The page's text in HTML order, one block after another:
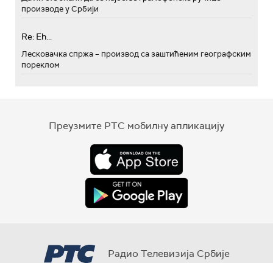
производе у Србији
Re: Eh...
Лесковачка спржа – производ са заштићеним географским
пореклом
Преузмите РТС мобилну апликацију
Радио Телевизија Србије